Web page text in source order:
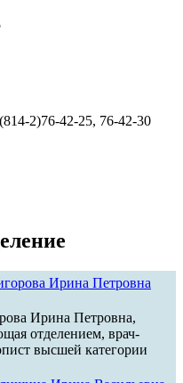
2)76-42-25, 76-42-30
Ирина Петровна,
отделением, врач-
высшей категории